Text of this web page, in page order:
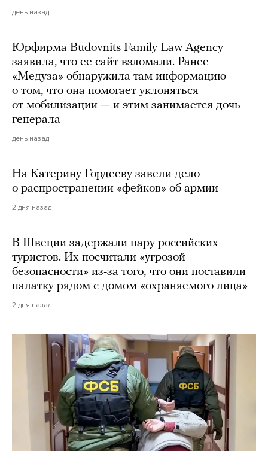
день назад
Юрфирма Budovnits Family Law Agency
заявила, что ее сайт взломали. Ранее
«Медуза» обнаружила там информацию
о том, что она помогает уклоняться
от мобилизации — и этим занимается дочь
генерала
день назад
На Катерину Гордееву завели дело
о распространении «фейков» об армии
2 дня назад
В Швеции задержали пару российских
туристов. Их посчитали «угрозой
безопасности» из-за того, что они поставили
палатку рядом с домом «охраняемого лица»
2 дня назад